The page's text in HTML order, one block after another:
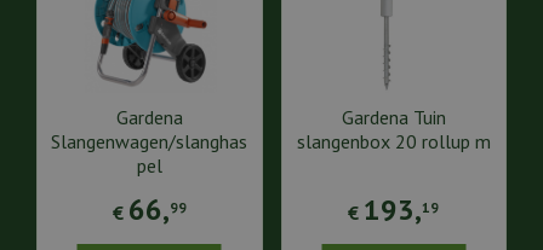
Gardena
Slangenwagen/slanghas
pel
€ 66,99
Gardena Tuin
slangenbox 20 rollup m
€ 193,19